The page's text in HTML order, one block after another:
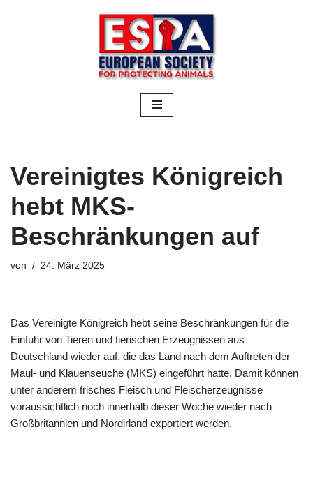
Vereinigtes Königreich
hebt MKS-
Beschränkungen auf
von 24. März 2025
Das Vereinigte Königreich hebt seine Beschränkungen für die
Einfuhr von Tieren und tierischen Erzeugnissen aus
Deutschland wieder auf, die das Land nach dem Auftreten der
Maul- und Klauenseuche (MKS) eingeführt hatte. Damit können
unter anderem frisches Fleisch und Fleischerzeugnisse
voraussichtlich noch innerhalb dieser Woche wieder nach
Großbritannien und Nordirland exportiert werden.